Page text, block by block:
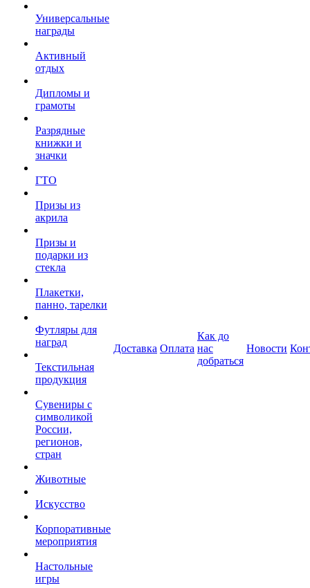
Универсальные
награды
Активный
отдых
Дипломы и
грамоты
Разрядные
книжки и
значки
ГТО
Призы из
акрила
Призы и
подарки из
стекла
Плакетки,
панно, тарелки
Футляры для
наград
Текстильная
продукция
Сувениры с
символикой
России,
регионов,
стран
Животные
Искусство
Корпоративные
мероприятия
Настольные
игры
Доставка Оплата
Как до
нас
добраться
Новости